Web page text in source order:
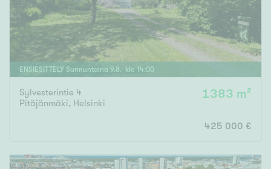
ENSIESITTELY Sunnuntaina 9.8. klo 14:00
Sylvesterintie 4
Pitäjänmäki, Helsinki
1383 m²
425 000 €